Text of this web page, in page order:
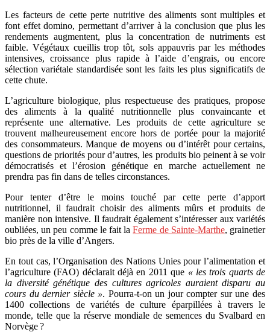
Les facteurs de cette perte nutritive des aliments sont multiples et
font effet domino, permettant d’arriver à la conclusion que plus les
rendements augmentent, plus la concentration de nutriments est
faible. Végétaux cueillis trop tôt, sols appauvris par les méthodes
intensives, croissance plus rapide à l’aide d’engrais, ou encore
sélection variétale standardisée sont les faits les plus significatifs de
cette chute.
L’agriculture biologique, plus respectueuse des pratiques, propose
des aliments à la qualité nutritionnelle plus convaincante et
représente une alternative. Les produits de cette agriculture se
trouvent malheureusement encore hors de portée pour la majorité
des consommateurs. Manque de moyens ou d’intérêt pour certains,
questions de priorités pour d’autres, les produits bio peinent à se voir
démocratisés et l’érosion génétique en marche actuellement ne
prendra pas fin dans de telles circonstances.
Pour tenter d’être le moins touché par cette perte d’apport
nutritionnel, il faudrait choisir des aliments mûrs et produits de
manière non intensive. Il faudrait également s’intéresser aux variétés
oubliées, un peu comme le fait laFerme de Sainte-Marthe, grainetier
bio près de la ville d’Angers.
En tout cas, l’Organisation des Nations Unies pour l’alimentation et
l’agriculture (FAO) déclarait déjà en 2011 que « les trois quarts de
la diversité génétique des cultures agricoles auraient disparu au
cours du dernier siècle ». Pourra-t-on un jour compter sur une des
1400 collections de variétés de culture éparpillées à travers le
monde, telle que la réserve mondiale de semences du Svalbard en
Norvège ?